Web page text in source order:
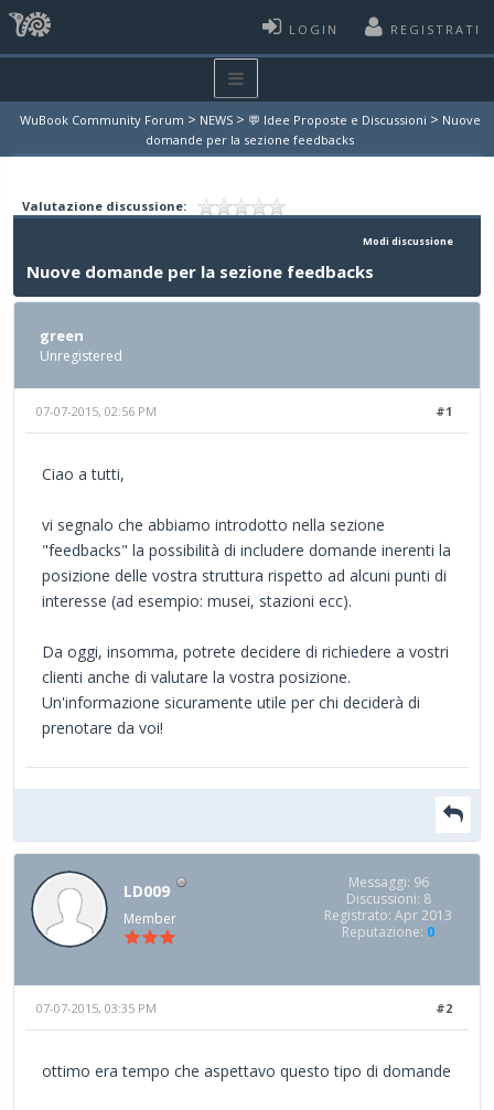
LOGIN REGISTRATI
WuBook Community Forum > NEWS > 💬 Idee Proposte e Discussioni > Nuove
domande per la sezione feedbacks
Valutazione discussione:
Modi discussione
Nuove domande per la sezione feedbacks
green
Unregistered
#1
07-07-2015, 02:56 PM
Ciao a tutti,
vi segnalo che abbiamo introdotto nella sezione
"feedbacks" la possibilità di includere domande inerenti la
posizione delle vostra struttura rispetto ad alcuni punti di
interesse (ad esempio: musei, stazioni ecc).
Da oggi, insomma, potrete decidere di richiedere a vostri
clienti anche di valutare la vostra posizione.
Un'informazione sicuramente utile per chi deciderà di
prenotare da voi!
LD009
Member
Messaggi: 96
Discussioni: 8
Registrato: Apr 2013
Reputazione: 0
#2
07-07-2015, 03:35 PM
ottimo era tempo che aspettavo questo tipo di domande